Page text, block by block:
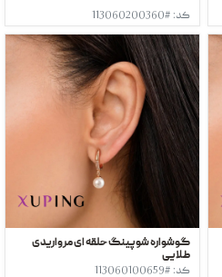
کد: #113060200360
گوشواره شوپینگ حلقه ای مرواریدی
طلایی
کد: #113060100659